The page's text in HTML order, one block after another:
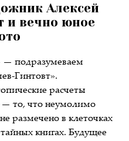
Алексей
и вечно юное
— подразумеваем
Гинтовт».
расчеты
— то, что неумолимо
размечено в клеточках
книгах. Будущее